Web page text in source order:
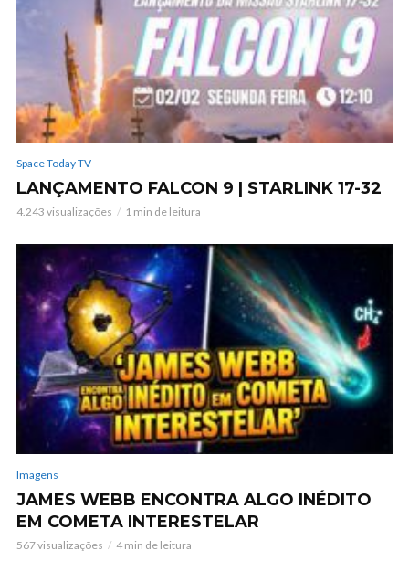
Space Today TV
LANÇAMENTO FALCON 9 | STARLINK 17-32
4.243 visualizações 1 min de leitura
Imagens
JAMES WEBB ENCONTRA ALGO INÉDITO
EM COMETA INTERESTELAR
567 visualizações 4 min de leitura